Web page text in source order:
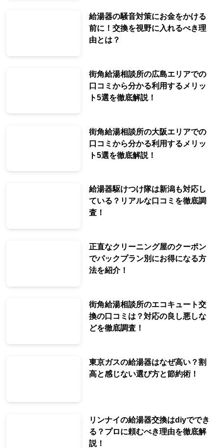
給湯器の騒音対策にお金をかける
前に！交換を視野に入れるべき理
由とは？
街角給湯相談所の広島エリアでの
口コミから分かる利用するメリッ
ト5選を徹底解説！
街角給湯相談所の大阪エリアでの
口コミから分かる利用するメリッ
ト5選を徹底解説！
給湯器駆けつけ隊は新潟も対応し
ている？リアルな口コミを徹底調
査！
正直なクリーニング屋のクーポン
でパックプラン別にお得になる方
法を紹介！
街角給湯相談所のエコキュート交
換の口コミは？対応の良し悪しな
どを徹底調査！
東京ガスの給湯器はなぜ高い？割
高と感じない選び方と節約術！
リンナイの給湯器交換はdiyででき
る？プロに頼むべき理由を徹底解
説！